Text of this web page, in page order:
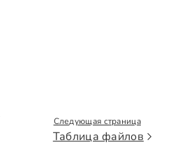
Следующая страница
Таблица файлов